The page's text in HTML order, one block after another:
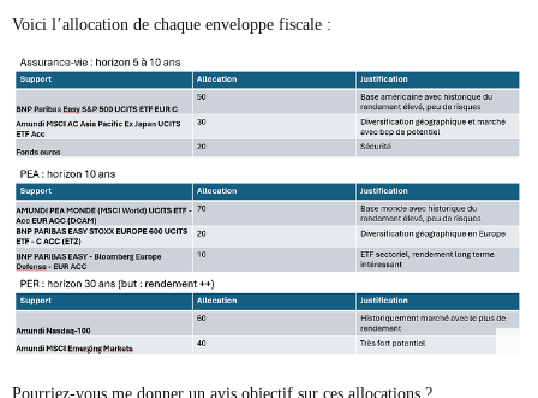
Voici l’allocation de chaque enveloppe fiscale :
Pourriez-vous me donner un avis objectif sur ces allocations ?